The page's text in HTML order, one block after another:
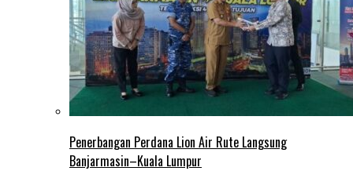
Penerbangan Perdana Lion Air Rute Langsung
Banjarmasin–Kuala Lumpur